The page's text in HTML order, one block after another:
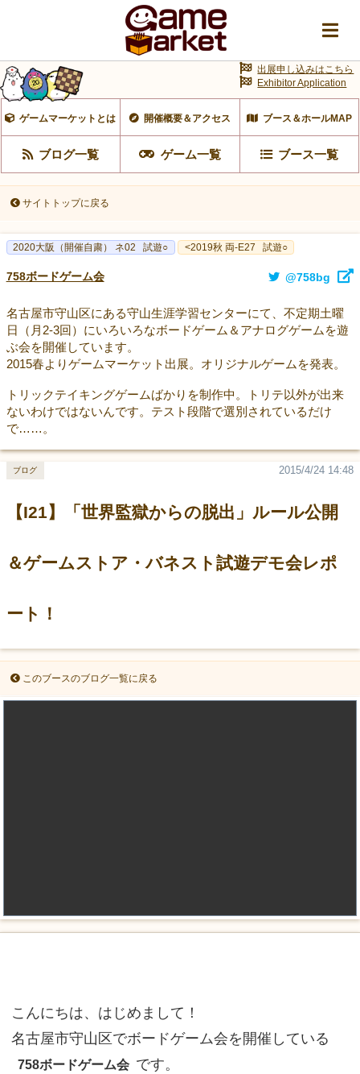
ゲームマーケットとは 開催概要＆アクセス ブース＆ホールMAP
ブログ一覧 ゲーム一覧 ブース一覧
出展申し込みはこちら
Exhibitor Application
サイトトップに戻る
2020大阪（開催自粛） ネ02 試遊○ <2019秋 両-E27 試遊○
758ボードゲーム会 @758bg
名古屋市守山区にある守山生涯学習センターにて、不定期土曜
日（月2-3回）にいろいろなボードゲーム＆アナログゲームを遊
ぶ会を開催しています。
2015春よりゲームマーケット出展。オリジナルゲームを発表。
トリックテイキングゲームばかりを制作中。トリテ以外が出来
ないわけではないんです。テスト段階で選別されているだけ
で……。
【I21】「世界監獄からの脱出」ルール公開
＆ゲームストア・バネスト試遊デモ会レポ
ート！
2015/4/24 14:48
ブログ
このブースのブログ一覧に戻る
こんにちは、はじめまして！
名古屋市守山区でボードゲーム会を開催している
758ボードゲーム会 です。